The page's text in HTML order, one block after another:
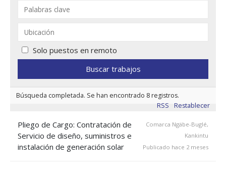
Solo puestos en remoto
Búsqueda completada. Se han encontrado 8 registros.
Restablecer
RSS
Pliego de Cargo: Contratación de
Servicio de diseño, suministros e
instalación de generación solar
Comarca Ngäbe-Buglé,
Kankintu
Publicado hace 2 meses